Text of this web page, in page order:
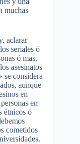
muchas
aclarar
seriales ó
ó mas,
asesinatos
se considera
aunque
en
en
étnicos ó
cometidos